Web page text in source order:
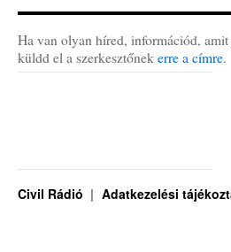
Ha van olyan híred, információd,
küldd el a szerkesztőnek erre a címre.
Civil Rádió Adatkezelési